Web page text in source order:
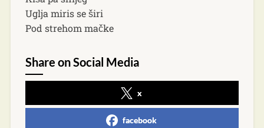
Uglja miris se širi
Pod strehom mačke
Share on Social Media
x
facebook